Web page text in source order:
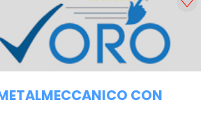
CON